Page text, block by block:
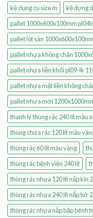
kệ dụng cụ size m kệ đựng
pallet 1000x600x100mm
pallet lót sàn
pallet nhựa không chân
pallet nhựa liền khối pl09-lk
pallet nhựa mặt liền không
pallet nhựa mới
thanh lý thùng rác 240 lít màu
thùng chứa rác 120 lít màu
thùng rác 60 lít màu vàng
thùng rác bệnh viện 240 lít
thùng rác nhựa 120 lít nắp kín
thùng rác nhựa 240 lít nắp hở
thùng rác nhựa nắp bập bênh